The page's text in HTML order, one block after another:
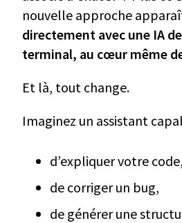
nouvelle approche
directement avec une IA
terminal, au cœur même
Et là, tout change.
Imaginez un assistant
d’expliquer votre code,
de corriger un bug,
de générer une